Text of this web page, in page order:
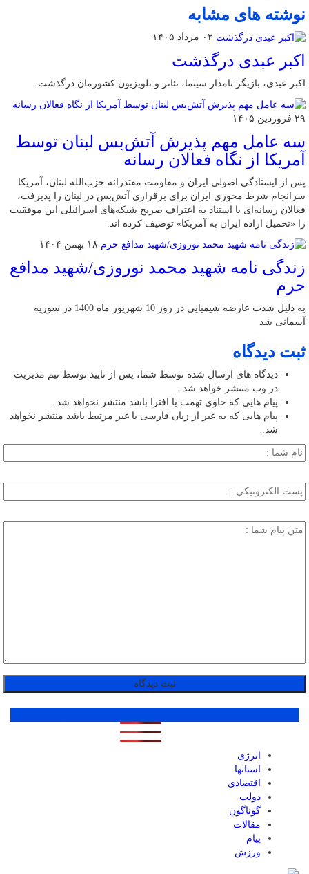
نوشته های مشابه
۰۲ مرداد ۱۴۰۵
اکبر عبدی درگذشت
اکبر عبدی، بازیگر نامدار سینما، تئاتر و تلویزیون کشورمان درگذشت.
۲۹ فروردین ۱۴۰۵
سه عامل مهم پذیرش آتش‌بس لبنان توسط
آمریکا از نگاه فعالان رسانه
پس از ایستادگی اصولی ایران و مقاومت مقتدرانه حزب‌الله لبنان، آمریکا
سرانجام شرط محوری ایران برای برقراری آتش‌بس در لبنان را پذیرفت،
فعالان رسانه‌ای با استناد به اعتراف صریح شبکه‌های اسرائیلی این موفقیت
را «تحمیل اراده ایران به آمریکا» توصیف کرده اند.
۱۸ بهمن ۱۴۰۴
زندگی نامه شهید محمد نوروزی/شهید مدافع
حرم
به دلیل شدت عارضه شیمیایی در روز 10 شهریور ماه 1400 در سوریه
آسمانی شد
ثبت دیدگاه
دیدگاه های ارسال شده توسط شما، پس از تایید توسط تیم مدیریت
در وب منتشر خواهد شد.
پیام هایی که حاوی تهمت یا افترا باشد منتشر نخواهد شد.
پیام هایی که به غیر از زبان فارسی یا غیر مرتبط باشد منتشر نخواهد
شد.
انرژی
استانها
اقتصادی
دولت
گوناگون
مقالات
پیام
ورزش